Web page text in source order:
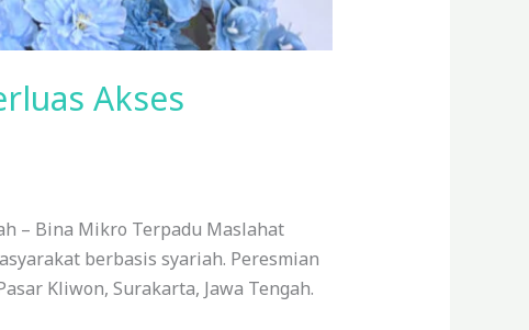
Akses
– Bina Mikro Terpadu Maslahat
berbasis syariah. Peresmian
Kliwon, Surakarta, Jawa Tengah.